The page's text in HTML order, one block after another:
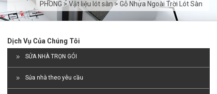
PHONG >Vật liệu lót sàn> Gỗ Nhựa Ngoài Trời Lót Sàn
Dịch Vụ Của Chúng Tôi
SỬA NHÀ TRỌN GÓI
Sửa nhà theo yêu cầu